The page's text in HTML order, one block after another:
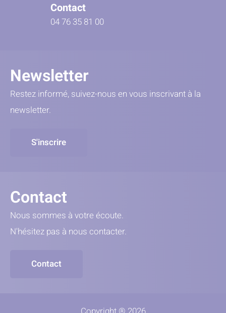
Contact
04 76 35 81 00
Newsletter
Restez informé, suivez-nous en vous inscrivant à la
newsletter.
S'inscrire
Contact
Nous sommes à votre écoute.
N'hésitez pas à nous contacter.
Contact